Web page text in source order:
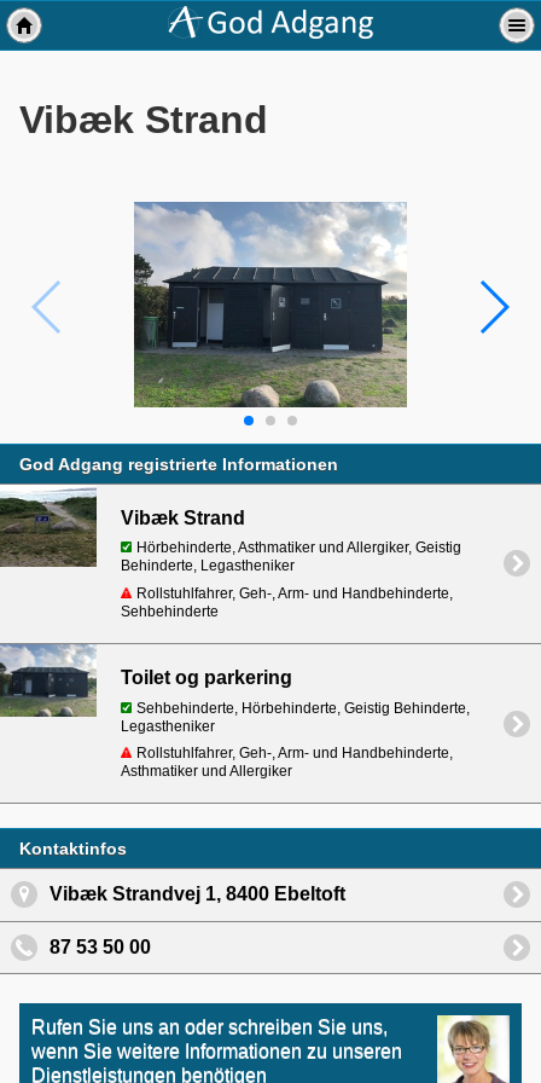
Vibæk Strand
God Adgang registrierte Informationen
Vibæk Strand
Hörbehinderte, Asthmatiker und Allergiker, Geistig
Behinderte, Legastheniker
Rollstuhlfahrer, Geh-, Arm- und Handbehinderte,
Sehbehinderte
Toilet og parkering
Sehbehinderte, Hörbehinderte, Geistig Behinderte,
Legastheniker
Rollstuhlfahrer, Geh-, Arm- und Handbehinderte,
Asthmatiker und Allergiker
Kontaktinfos
Vibæk Strandvej 1, 8400 Ebeltoft
87 53 50 00
Rufen Sie uns an oder schreiben Sie uns,
wenn Sie weitere Informationen zu unseren
Dienstleistungen benötigen